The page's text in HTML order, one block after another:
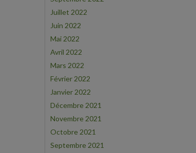
Juillet 2022
Juin 2022
Mai 2022
Avril 2022
Mars 2022
Février 2022
Janvier 2022
Décembre 2021
Novembre 2021
Octobre 2021
Septembre 2021